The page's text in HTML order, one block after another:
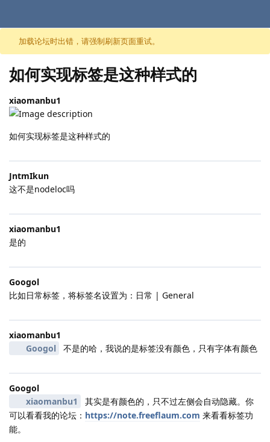
跳至内容
加载论坛时出错，请强制刷新页面重试。
如何实现标签是这种样式的
xiaomanbu1
如何实现标签是这种样式的
JntmIkun
这不是nodeloc吗
xiaomanbu1
是的
Googol
比如日常标签，将标签名设置为：日常 | General
xiaomanbu1
Googol
不是的哈，我说的是标签没有颜色，只有字体有颜色
Googol
xiaomanbu1
其实是有颜色的，只不过左侧会自动隐藏。你
可以看看我的论坛： https://note.freeflaum.com 来看看标签功
能。